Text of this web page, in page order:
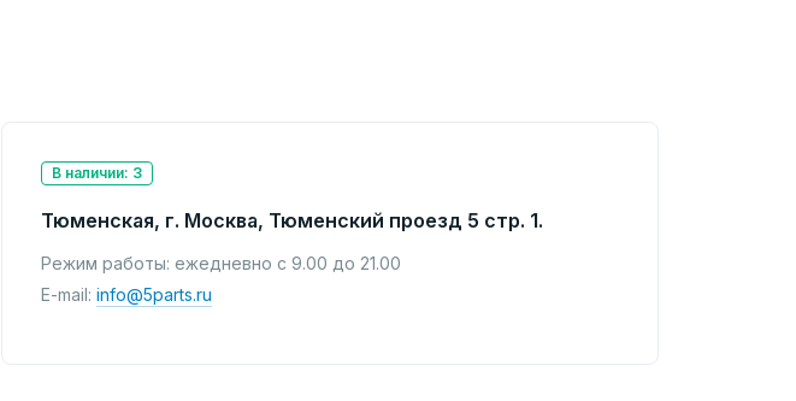
В наличии: 3
Тюменская, г. Москва, Тюменский проезд 5 стр. 1.
Режим работы: ежедневно с 9.00 до 21.00
E-mail: info@5parts.ru